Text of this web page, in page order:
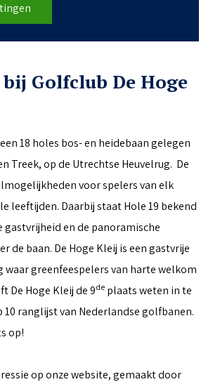
Golfclub De Hoge
18 holes bos- en heidebaan gelegen
Treek, op de Utrechtse Heuvelrug. De
voor spelers van elk
leeftijden. Daarbij staat Hole 19 bekend
gastvrijheid en de panoramische
de baan. De Hoge Kleij is een gastvrije
waar greenfeespelers van harte welkom
De Hoge Kleij de 9de plaats weten in te
10 ranglijst van Nederlandse golfbanen.
op!
op onze website, gemaakt door